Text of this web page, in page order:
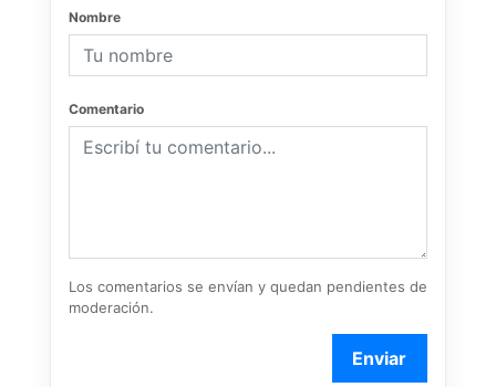
Nombre
Comentario
Los comentarios se envían y quedan pendientes de
moderación.
Enviar